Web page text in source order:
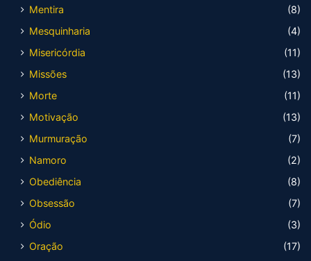
Mentira
(8)
Mesquinharia
(4)
Misericórdia
(11)
Missões
(13)
Morte
(11)
Motivação
(13)
Murmuração
(7)
Namoro
(2)
Obediência
(8)
Obsessão
(7)
Ódio
(3)
Oração
(17)